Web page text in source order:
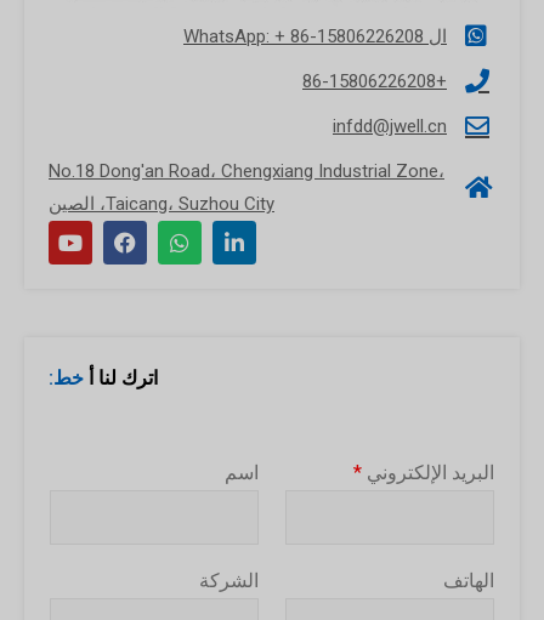
ال WhatsApp: + 86-15806226208
+86-15806226208
infdd@jwell.cn
No.18 Dong'an Road، Chengxiang Industrial Zone،
Taicang، Suzhou City، الصين
اترك لنا أ خط:
اسم البريد الإلكتروني *
الشركة الهاتف